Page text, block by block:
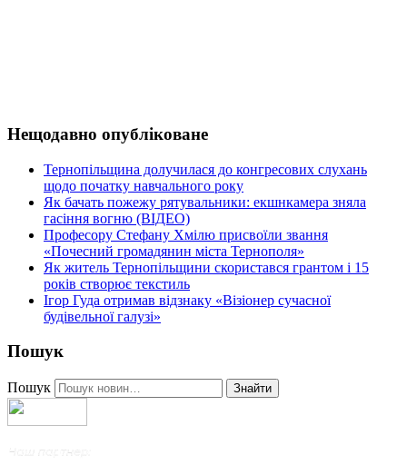
Нещодавно опубліковане
Тернопільщина долучилася до конгресових слухань
щодо початку навчального року
Як бачать пожежу рятувальники: екшнкамера зняла
гасіння вогню (ВІДЕО)
Професору Стефану Хмілю присвоїли звання
«Почесний громадянин міста Тернополя»
Як житель Тернопільщини скористався грантом і 15
років створює текстиль
Ігор Гуда отримав відзнаку «Візіонер сучасної
будівельної галузі»
Пошук
Пошук Знайти